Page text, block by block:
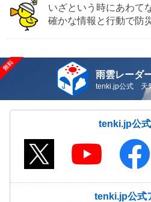
いざという時にあわて
確かな情報と行動で防
雨雲レーダ
tenki.jp公式 天
tenki.jp公
tenki.jp公式